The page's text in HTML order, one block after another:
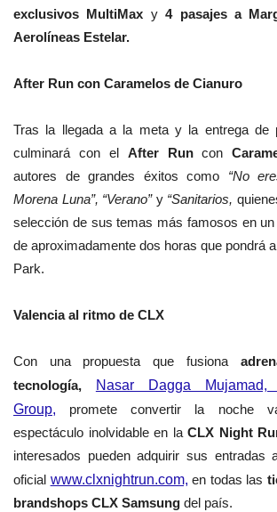
exclusivos MultiMax y4 pasajes a
Aerolíneas Estelar.
After Run con Caramelos de Cianuro
Tras la llegada a la meta y la entrega de
culminará con el After Runcon
autores de grandes éxitos como “No
Morena Luna”, “Verano” y“Sanitarios,
selección de sus temas más famosos en
de aproximadamente dos horas que pondrá
Park.
Valencia al ritmo de CLX
Con una propuesta que fusiona
tecnología,
Nasar Dagga
Group, promete convertir la noche
espectáculo inolvidable en laCLX Night
interesados pueden adquirir sus entradas
oficial www.clxnightrun.com, en todas las
brandshops CLX Samsung del país.